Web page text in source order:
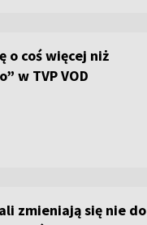
o coś więcej niż
w TVP VOD
zmieniają się nie do